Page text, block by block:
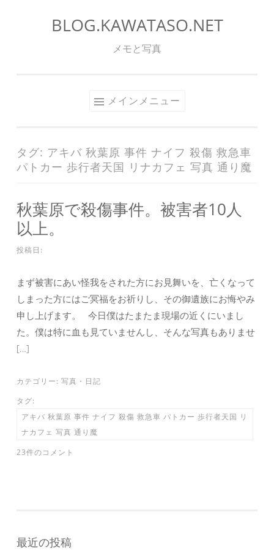
ッ
プ
BLOG.KAWATASO.NET
メモと写真
メインメニュー
タグ: アキバ 秋葉原 事件 ナイフ 殺傷 救急車
パトカー 歩行者天国 リナカフェ 写真 通り魔
秋葉原で殺傷事件。被害者10人
以上。
投稿日:
まず被害にあい怪我をされた方にお見舞いを、亡くなって
しまった方にはご冥福をお祈りし、その御遺族にお悔やみ
申し上げます。 今日僕はたまたま現場の近くにいまし
た。僕は特に血も見ていませんし、そんな写真もありませ
[…]
カテゴリー: 写真 ・ 日記
タグ:
アキバ 秋葉原 事件 ナイフ 殺傷 救急車 パトカー 歩行者天国 リ
ナカフェ 写真 通り魔
23件のコメント
最近の投稿